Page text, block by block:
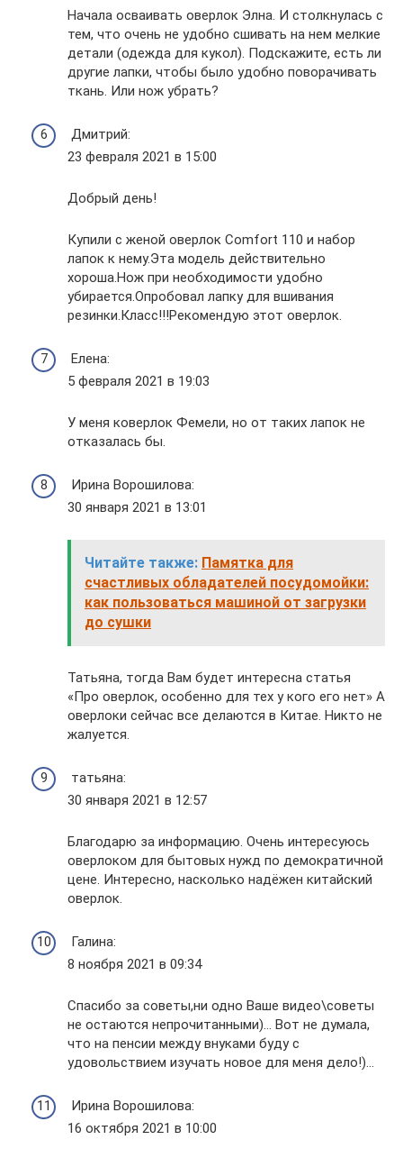
Начала осваивать оверлок Элна. И столкнулась с
тем, что очень не удобно сшивать на нем мелкие
детали (одежда для кукол). Подскажите, есть ли
другие лапки, чтобы было удобно поворачивать
ткань. Или нож убрать?
Дмитрий:
23 февраля 2021 в 15:00
Добрый день!
Купили с женой оверлок Comfort 110 и набор
лапок к нему.Эта модель действительно
хороша.Нож при необходимости удобно
убирается.Опробовал лапку для вшивания
резинки.Класс!!!Рекомендую этот оверлок.
Елена:
5 февраля 2021 в 19:03
У меня коверлок Фемели, но от таких лапок не
отказалась бы.
Ирина Ворошилова:
30 января 2021 в 13:01
Читайте также: Памятка для
счастливых обладателей посудомойки:
как пользоваться машиной от загрузки
до сушки
Татьяна, тогда Вам будет интересна статья
«Про оверлок, особенно для тех у кого его нет» А
оверлоки сейчас все делаются в Китае. Никто не
жалуется.
татьяна:
30 января 2021 в 12:57
Благодарю за информацию. Очень интересуюсь
оверлоком для бытовых нужд по демократичной
цене. Интересно, насколько надёжен китайский
оверлок.
Галина:
8 ноября 2021 в 09:34
Спасибо за советы,ни одно Ваше видео\советы
не остаются непрочитанными)… Вот не думала,
что на пенсии между внуками буду с
удовольствием изучать новое для меня дело!)…
Ирина Ворошилова:
16 октября 2021 в 10:00